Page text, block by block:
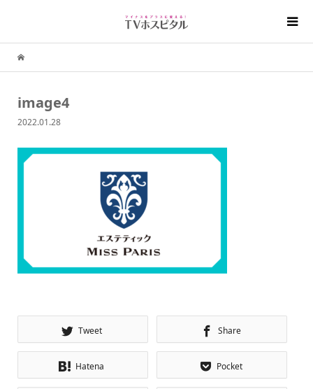
image4
2022.01.28
Tweet Share
Hatena Pocket